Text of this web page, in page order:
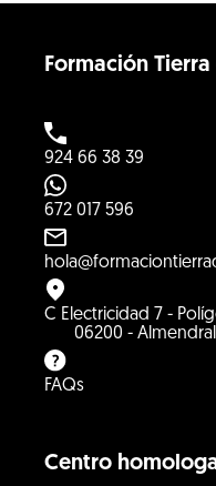
Centro
Formación
924 66 38 39
672 017 596
C Electricidad 7 -
06200 -
FAQs